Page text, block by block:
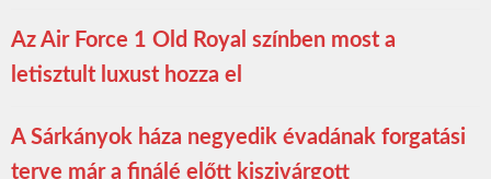
Az Air Force 1 Old Royal színben most a
letisztult luxust hozza el
A Sárkányok háza negyedik évadának forgatási
terve már a finálé előtt kiszivárgott